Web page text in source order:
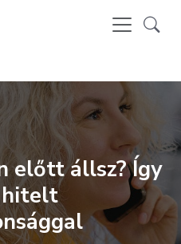
előtt állsz? Így
hitelt